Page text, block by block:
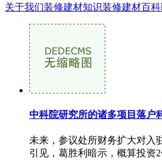
关于我们装修建材知识装修建材百科
中科院研究所的诸多项目落户
未来，参议处所财务扩大对入
引见，葛胜利暗示，概算投资